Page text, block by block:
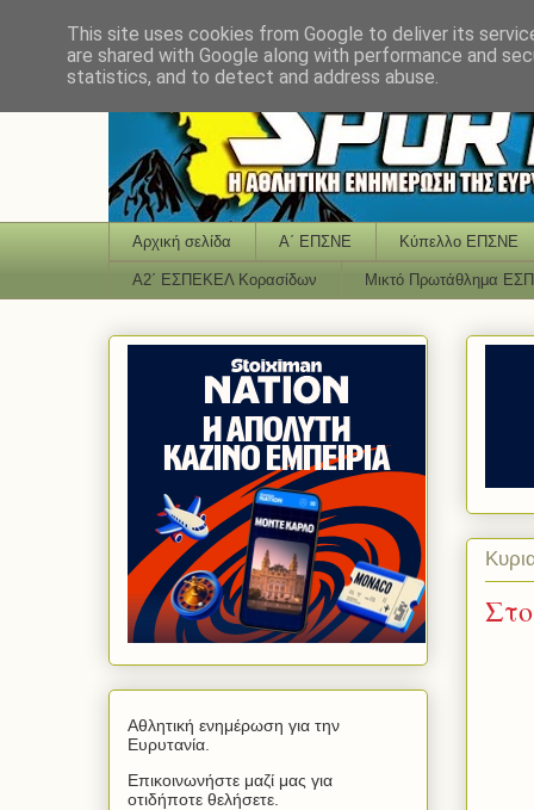
Αρχική σελίδα Α΄ ΕΠΣΝΕ Κύπελλο ΕΠΣΝΕ
Α2΄ ΕΣΠΕΚΕΛ Κορασίδων Μικτό Πρωτάθλημα
Αθλητική ενημέρωση για την
Ευρυτανία.
Επικοινωνήστε μαζί μας για
οτιδήποτε θελήσετε.
This site uses cookies from Google to deliver its
are shared with Google along with performance and
statistics, and to detect and address abuse.